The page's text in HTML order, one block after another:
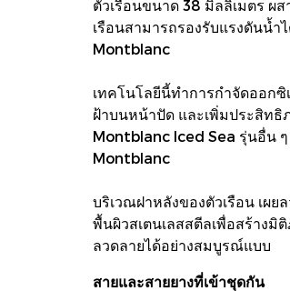
ตัวเรือนขนาด 38 มิลลิเมตร ผ
เรือนสามารถรองรับแรงดันน้
Montblanc
เทคโนโลยีนี้ทำการกำจัดออก
ฝ้าบนหน้าปัด และเพิ่มประสิทธิ
Montblanc Iced Sea รุ่นอื่น ๆ
Montblanc
บริเวณฝาหลังของตัวเรือน เผ
พื้นผิวสเตนเลสสตีลเพื่อสร้าง
ลวดลายได้อย่างสมบูรณ์แบบ
สายและสายยางที่เข้าชุดกัน